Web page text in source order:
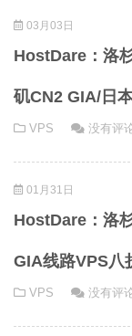
03月03日
HostDare：洛
矶CN2 GIA/日
VPS 没有评
01月31日
HostDare：洛
GIA线路VPS八
VPS 没有评